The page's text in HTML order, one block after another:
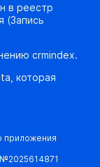
в реестр
(Запись
crmindex.
которая
приложения